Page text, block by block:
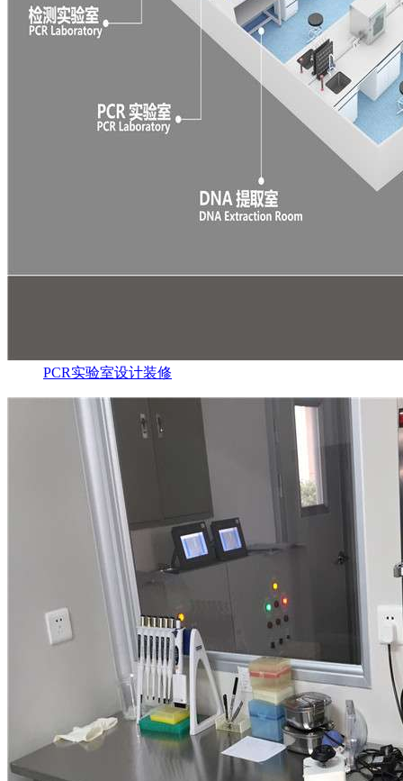
PCR实验室设计装修